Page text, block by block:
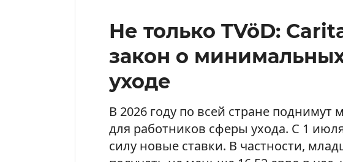
Не только TVöD:
закон о
уходе
В 2026 году по всей стране
для работников сферы ухода. С 1
силу новые ставки. В частности,